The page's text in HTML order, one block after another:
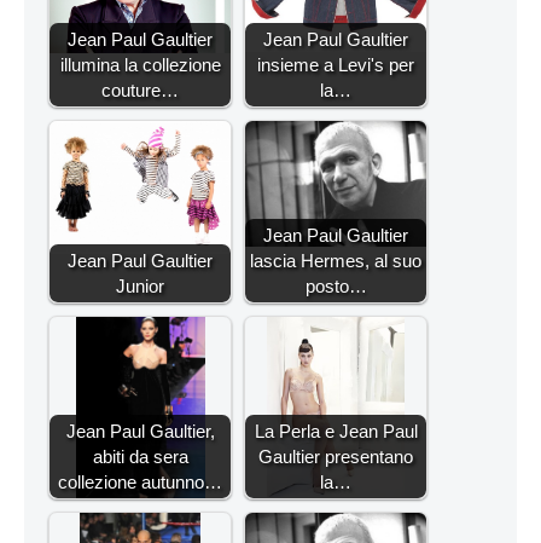
Jean Paul Gaultier
illumina la collezione
couture…
Jean Paul Gaultier
insieme a Levi's per
la…
Jean Paul Gaultier
Junior
Jean Paul Gaultier
lascia Hermes, al suo
posto…
Jean Paul Gaultier,
abiti da sera
collezione autunno…
La Perla e Jean Paul
Gaultier presentano
la…